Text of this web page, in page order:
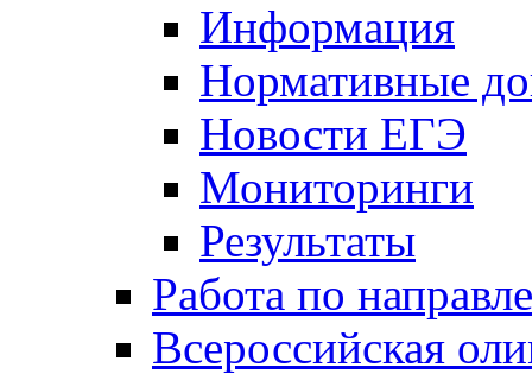
Информация
Нормативные
Новости ЕГЭ
Мониторинги
Результаты
Работа по
Всероссийская